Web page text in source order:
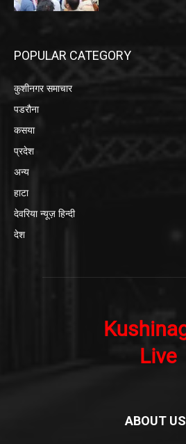
POPULAR CATEGORY
कुशीनगर समाचार
पडरौना
कसया
प्रदेश
अन्य
हाटा
देवरिया न्यूज़ हिन्दी
देश
ABOUT US